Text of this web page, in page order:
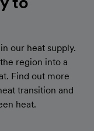
our heat supply.
region into a
Find out more
transition and
heat.